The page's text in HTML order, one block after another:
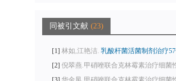
同被引文献 23
1 林如,江艳洁. 乳酸杆菌活菌制剂治疗
2 倪翠燕.甲硝唑联合克林霉素治疗细菌